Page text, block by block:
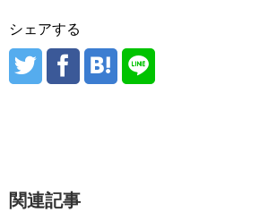
シェアする
関連記事